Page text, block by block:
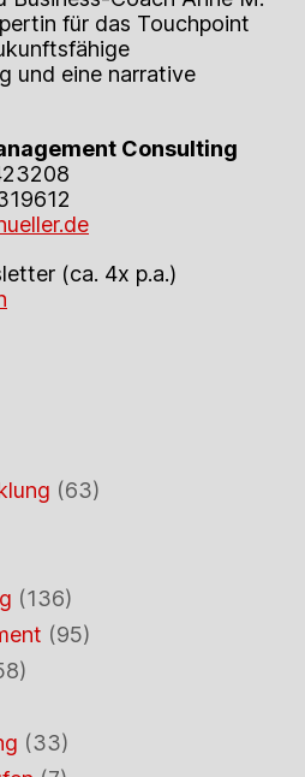
für das Touchpoint
und eine narrative
Consulting
(ca. 4x p.a.)
(63)
(136)
(95)
(33)